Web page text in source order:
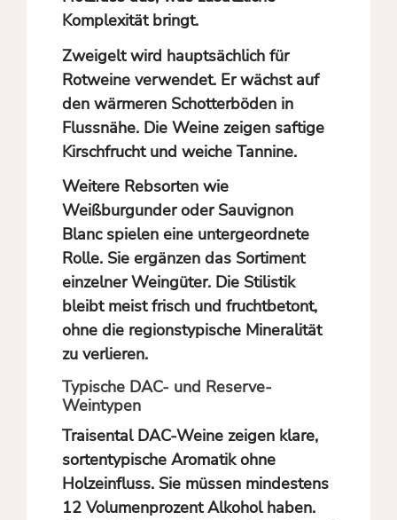
Komplexität bringt.
Zweigelt wird hauptsächlich für
Rotweine verwendet. Er wächst auf
den wärmeren Schotterböden in
Flussnähe. Die Weine zeigen saftige
Kirschfrucht und weiche Tannine.
Weitere Rebsorten wie
Weißburgunder oder Sauvignon
Blanc spielen eine untergeordnete
Rolle. Sie ergänzen das Sortiment
einzelner Weingüter. Die Stilistik
bleibt meist frisch und fruchtbetont,
ohne die regionstypische Mineralität
zu verlieren.
Typische DAC- und Reserve-
Weintypen
Traisental DAC-Weine zeigen klare,
sortentypische Aromatik ohne
Holzeinfluss. Sie müssen mindestens
12 Volumenprozent Alkohol haben.